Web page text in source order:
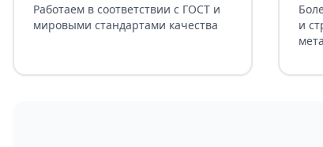
Работаем в соответствии с ГОСТ и
мировыми стандартами качества
и